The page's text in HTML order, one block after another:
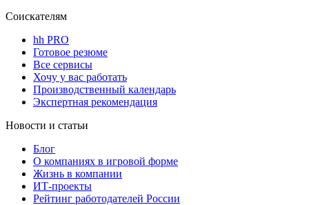
Соискателям
hh PRO
Готовое резюме
Все сервисы
Хочу у вас работать
Производственный календарь
Экспертная рекомендация
Новости и статьи
Блог
О компаниях в игровой форме
Жизнь в компании
ИТ-проекты
Рейтинг работодателей России